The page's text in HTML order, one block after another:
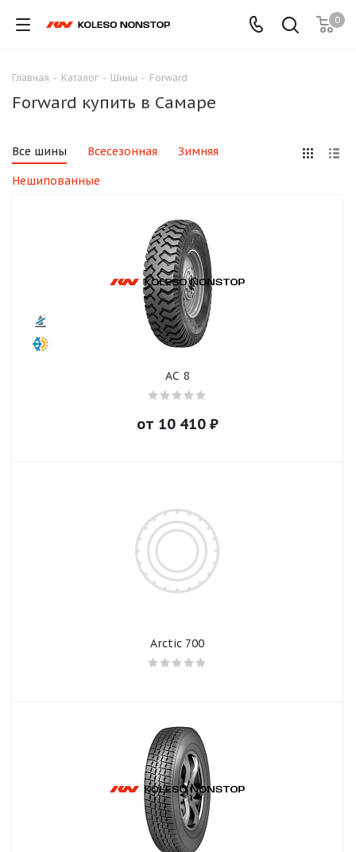
0
Главная - Каталог - Шины - Forward
Forward купить в Самаре
Все шины Всесезонная Зимняя
Нешипованные
AC 8
от 10 410₽
Arctic 700